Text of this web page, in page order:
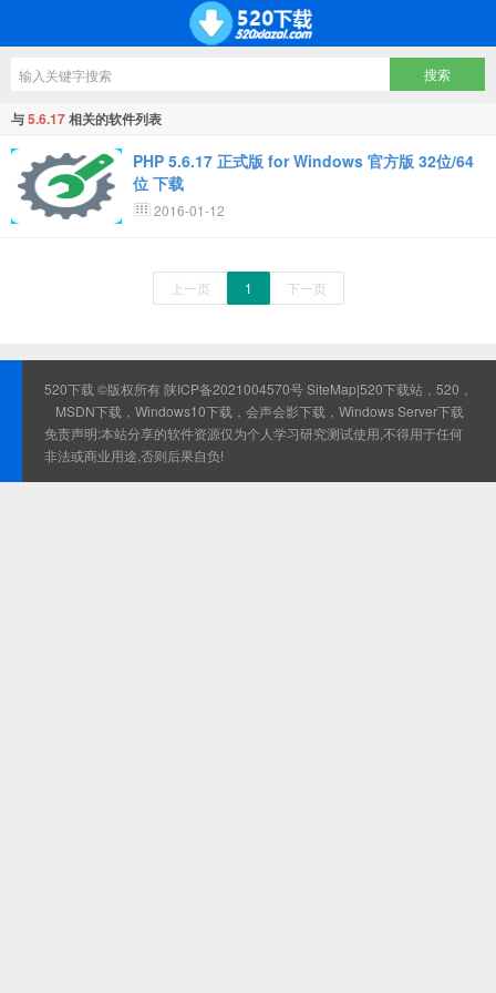
与5.6.17相关的软件列表
PHP 5.6.17 正式版 for Windows 官方版 32位/64
位 下载
2016-01-12
上一页 1 下一页
520下载 ©版权所有陕ICP备2021004570号SiteMap|520下载站，520，
MSDN下载，Windows10下载，会声会影下载，Windows Server下载
免责声明:本站分享的软件资源仅为个人学习研究测试使用,不得用于任何
非法或商业用途,否则后果自负!